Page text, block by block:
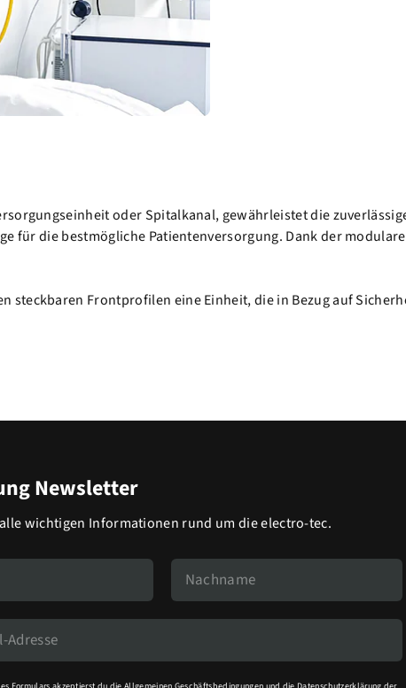
oder Spitalkanal, gewährleistet die
für die bestmögliche Patientenversorgung. Dank der
steckbaren Frontprofilen eine Einheit, die in Bezug auf
Newsletter
wichtigen Informationen rund um die electro-tec.